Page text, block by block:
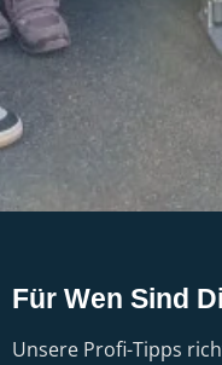
Für Wen Sind
Unsere Profi-Tipps